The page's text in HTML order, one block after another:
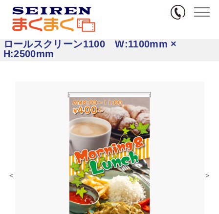
無料サンプル
TOP
商品カテゴリ一
商品一覧 ロールスク
リーン
ロールスクリーン1100 W:1100mm ×
H:2500mm